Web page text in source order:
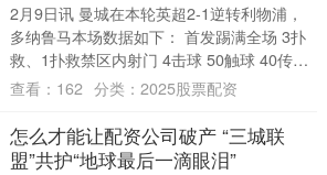
2月9日讯 曼城在本轮英超2-1逆转利物浦，
多纳鲁马本场数据如下： 首发踢满全场 3扑
救、1扑救禁区内射门 4击球 50触球 40传
球，成功率65% 25长传、....
查看： 162 分类： 2025股票配资
怎么才能让配资公司破产 “三城联
盟”共护“地球最后一滴眼泪”